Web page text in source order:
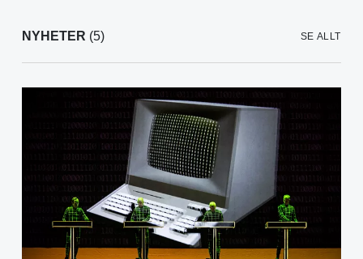
NYHETER (5) SE ALLT